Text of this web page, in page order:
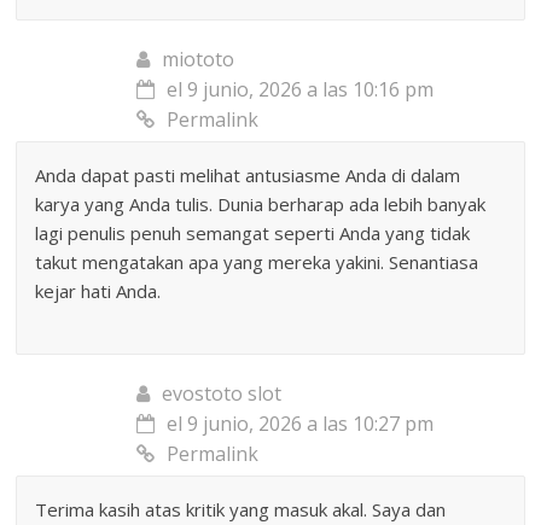
miototo
el 9 junio, 2026 a las 10:16 pm
Permalink
Anda dapat pasti melihat antusiasme Anda di dalam
karya yang Anda tulis. Dunia berharap ada lebih banyak
lagi penulis penuh semangat seperti Anda yang tidak
takut mengatakan apa yang mereka yakini. Senantiasa
kejar hati Anda.
evostoto slot
el 9 junio, 2026 a las 10:27 pm
Permalink
Terima kasih atas kritik yang masuk akal. Saya dan